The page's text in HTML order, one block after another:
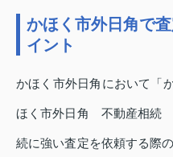
かほく市外日角で
イント
かほく市外日角において「
ほく市外日角 不動産相続
続に強い査定を依頼する際